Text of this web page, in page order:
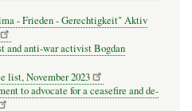
- Frieden - Gerechtigkeit" Aktiv
and anti-war activist Bogdan
list, November 2023
to advocate for a ceasefire and de-